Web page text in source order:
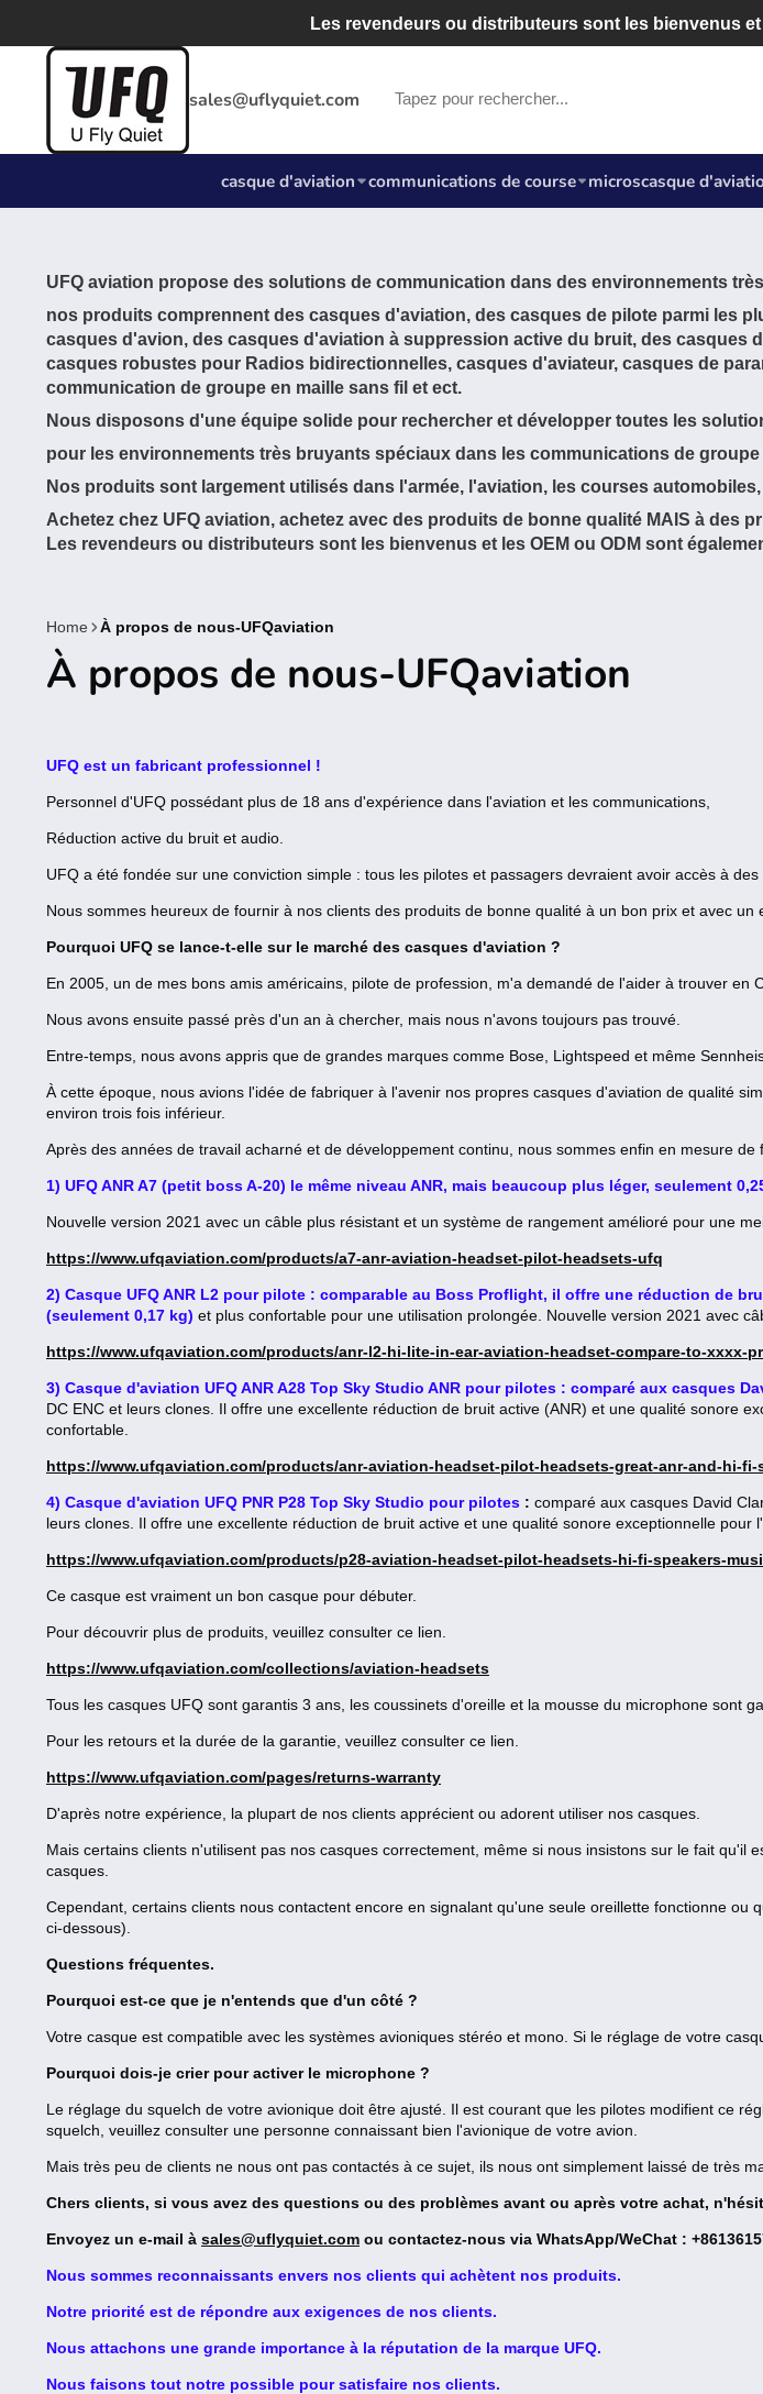
Les revendeurs ou distributeurs sont les bienvenus
sales@uflyquiet.com
casque d'aviation communications de course microscasque
UFQ aviation propose des solutions de communication dans des environnements
nos produits comprennent des casques d'aviation, des casques de pilote parmi les
casques d'avion, des casques d'aviation à suppression active du bruit, des casques
casques robustes pour Radios bidirectionnelles, casques d'aviateur, casques de
communication de groupe en maille sans fil et ect.
Nous disposons d'une équipe solide pour rechercher et développer toutes les
pour les environnements très bruyants spéciaux dans les communications de
Nos produits sont largement utilisés dans l'armée, l'aviation, les courses
Achetez chez UFQ aviation, achetez avec des produits de bonne qualité MAIS à des
Les revendeurs ou distributeurs sont les bienvenus et les OEM ou ODM sont
Home À propos de nous-UFQaviation
À propos de nous-UFQaviation
UFQ est un fabricant professionnel !
Personnel d'UFQ possédant plus de 18 ans d'expérience dans l'aviation et les communications,
Réduction active du bruit et audio.
UFQ a été fondée sur une conviction simple : tous les pilotes et passagers devraient avoir accès à
Nous sommes heureux de fournir à nos clients des produits de bonne qualité à un bon prix et avec un
Pourquoi UFQ se lance-t-elle sur le marché des casques d'aviation ?
En 2005, un de mes bons amis américains, pilote de profession, m'a demandé de l'aider à trouver
Nous avons ensuite passé près d'un an à chercher, mais nous n'avons toujours pas trouvé.
Entre-temps, nous avons appris que de grandes marques comme Bose, Lightspeed et même
À cette époque, nous avions l'idée de fabriquer à l'avenir nos propres casques d'aviation de qualité
environ trois fois inférieur.
Après des années de travail acharné et de développement continu, nous sommes enfin en mesure
1) UFQ ANR A7 (petit boss A-20) le même niveau ANR, mais beaucoup plus léger, seulement
Nouvelle version 2021 avec un câble plus résistant et un système de rangement amélioré pour une
https://www.ufqaviation.com/products/a7-anr-aviation-headset-pilot-headsets-ufq
2) Casque UFQ ANR L2 pour pilote : comparable au Boss Proflight, il offre une réduction de
(seulement 0,17 kg) et plus confortable pour une utilisation prolongée. Nouvelle version 2021 avec
https://www.ufqaviation.com/products/anr-l2-hi-lite-in-ear-aviation-headset-compare-to-xxxx-
3) Casque d'aviation UFQ ANR A28 Top Sky Studio ANR pour pilotes : comparé aux casques
DC ENC et leurs clones. Il offre une excellente réduction de bruit active (ANR) et une qualité sonore
confortable.
https://www.ufqaviation.com/products/anr-aviation-headset-pilot-headsets-great-anr-and-hi-
4) Casque d'aviation UFQ PNR P28 Top Sky Studio pour pilotes : comparé aux casques David
leurs clones. Il offre une excellente réduction de bruit active et une qualité sonore exceptionnelle
https://www.ufqaviation.com/products/p28-aviation-headset-pilot-headsets-hi-fi-speakers-
Ce casque est vraiment un bon casque pour débuter.
Pour découvrir plus de produits, veuillez consulter ce lien.
https://www.ufqaviation.com/collections/aviation-headsets
Tous les casques UFQ sont garantis 3 ans, les coussinets d'oreille et la mousse du microphone sont
Pour les retours et la durée de la garantie, veuillez consulter ce lien.
https://www.ufqaviation.com/pages/returns-warranty
D'après notre expérience, la plupart de nos clients apprécient ou adorent utiliser nos casques.
Mais certains clients n'utilisent pas nos casques correctement, même si nous insistons sur le fait
casques.
Cependant, certains clients nous contactent encore en signalant qu'une seule oreillette fonctionne
ci-dessous).
Questions fréquentes.
Pourquoi est-ce que je n'entends que d'un côté ?
Votre casque est compatible avec les systèmes avioniques stéréo et mono. Si le réglage de votre
Pourquoi dois-je crier pour activer le microphone ?
Le réglage du squelch de votre avionique doit être ajusté. Il est courant que les pilotes modifient ce
squelch, veuillez consulter une personne connaissant bien l'avionique de votre avion.
Mais très peu de clients ne nous ont pas contactés à ce sujet, ils nous ont simplement laissé de très
Chers clients, si vous avez des questions ou des problèmes avant ou après votre achat,
Envoyez un e-mail à sales@uflyquiet.com ou contactez-nous via WhatsApp/WeChat :
Nous sommes reconnaissants envers nos clients qui achètent nos produits.
Notre priorité est de répondre aux exigences de nos clients.
Nous attachons une grande importance à la réputation de la marque UFQ.
Nous faisons tout notre possible pour satisfaire nos clients.